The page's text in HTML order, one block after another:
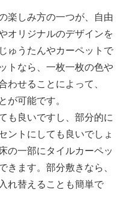
楽しみ方の一つが、自由
オリジナルのデザインを
ゅうたんやカーペットで
トなら、一枚一枚の色や
せることによって、
可能です。
も良いですし、部分的に
ントにしても良いでしょ
の一部にタイルカーペッ
きます。部分敷きなら、
れ替えることも簡単で